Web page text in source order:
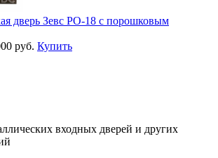
дверь Зевс PO-18 с порошковым
руб. Купить
входных дверей и других